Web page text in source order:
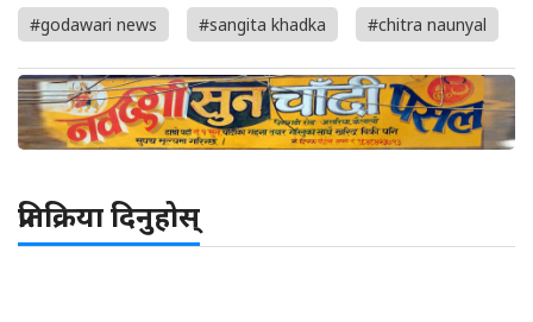
#godawari news #sangita khadka #chitra naunyal
प्रतिक्रिया दिनुहोस्